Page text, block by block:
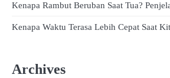
Kenapa Rambut Beruban Saat Tua?
Kenapa Waktu Terasa Lebih Cepat Saat
Archives